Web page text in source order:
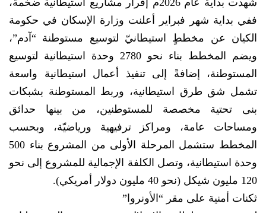
شهدت بداية عام 2026م إقرار مشاريع استيطانية ضخمة،
ففي بداية شهر فبراير أعلنت وزارة الإسكان في حكومة
الكيان عن مخططٍ استيطانيّ لتوسيع مستوطنة “آدم”،
ويضم المخطط بناء نحو 2780 وحدة استيطانية لتوسيع
المستوطنة، إضافةً إلى تنفيذ أعمال استيطانية واسعة
تشمل شق طرق استيطانية، وربط المستوطنة بشبكات
بنى تحتية مخصصة للمستوطنين، من بينها حدائق
ومساحات عامة، ومراكز ترفيهية ورياضيّة، وبحسب
المخطط ستشمل المرحلة الأولى من المشروع بناء 500
وحدة استيطانية، وتصل الكلفة الإجمالية للمشروع إلى نحو
120 مليون شيكل (نحو 40 مليون دولار أمريكي).
ثكنات أمنية على مقر “الأونروا”